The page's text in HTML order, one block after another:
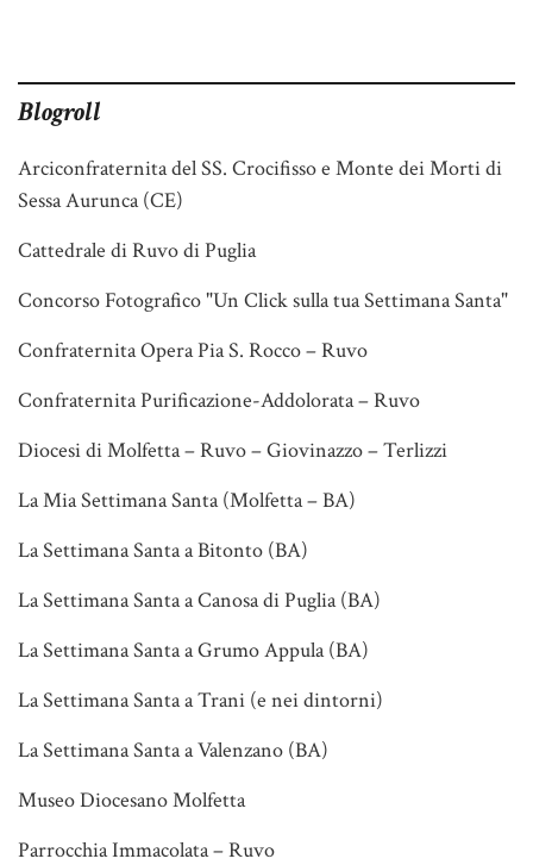
Blogroll
Arciconfraternita del SS. Crocifisso e Monte dei Morti di
Sessa Aurunca (CE)
Cattedrale di Ruvo di Puglia
Concorso Fotografico "Un Click sulla tua Settimana Santa"
Confraternita Opera Pia S. Rocco – Ruvo
Confraternita Purificazione-Addolorata – Ruvo
Diocesi di Molfetta – Ruvo – Giovinazzo – Terlizzi
La Mia Settimana Santa (Molfetta – BA)
La Settimana Santa a Bitonto (BA)
La Settimana Santa a Canosa di Puglia (BA)
La Settimana Santa a Grumo Appula (BA)
La Settimana Santa a Trani (e nei dintorni)
La Settimana Santa a Valenzano (BA)
Museo Diocesano Molfetta
Parrocchia Immacolata – Ruvo